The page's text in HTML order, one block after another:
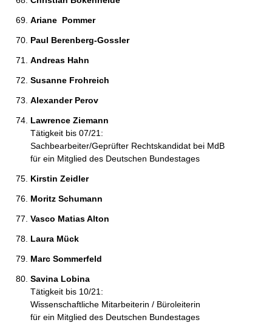
Ariane  Pommer
Paul Berenberg-Gossler
Andreas Hahn
Susanne Frohreich
Alexander Perov
Lawrence Ziemann
Tätigkeit bis 07/21:
Sachbearbeiter/Geprüfter Rechtskandidat bei MdB
für ein Mitglied des Deutschen Bundestages
Kirstin Zeidler
Moritz Schumann
Vasco Matias Alton
Laura Mück
Marc Sommerfeld
Savina Lobina
Tätigkeit bis 10/21:
Wissenschaftliche Mitarbeiterin / Büroleiterin
für ein Mitglied des Deutschen Bundestages